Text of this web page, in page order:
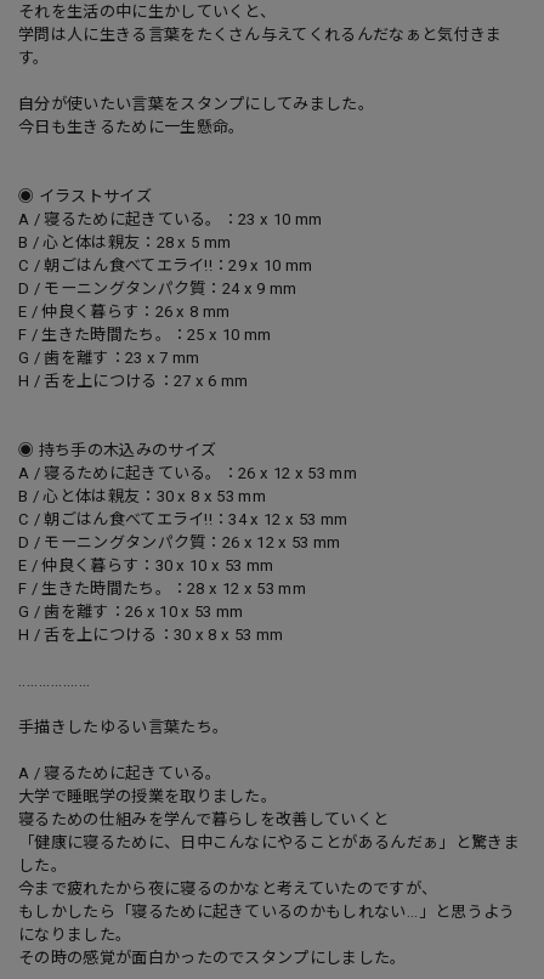
それを生活の中に生かしていくと、
学問は人に生きる言葉をたくさん与えてくれるんだなぁと気付きま
す。
自分が使いたい言葉をスタンプにしてみました。
今日も生きるために一生懸命。
◉ イラストサイズ
A / 寝るために起きている。：23 x 10 mm
B / 心と体は親友：28 x 5 mm
C / 朝ごはん食べてエライ!!：29 x 10 mm
D / モーニングタンパク質：24 x 9 mm
E / 仲良く暮らす：26 x 8 mm
F / 生きた時間たち。：25 x 10 mm
G / 歯を離す：23 x 7 mm
H / 舌を上につける：27 x 6 mm
◉ 持ち手の木込みのサイズ
A / 寝るために起きている。：26 x 12 x 53 mm
B / 心と体は親友：30 x 8 x 53 mm
C / 朝ごはん食べてエライ!!：34 x 12 x 53 mm
D / モーニングタンパク質：26 x 12 x 53 mm
E / 仲良く暮らす：30 x 10 x 53 mm
F / 生きた時間たち。：28 x 12 x 53 mm
G / 歯を離す：26 x 10 x 53 mm
H / 舌を上につける：30 x 8 x 53 mm
手描きしたゆるい言葉たち。
A / 寝るために起きている。
大学で睡眠学の授業を取りました。
寝るための仕組みを学んで暮らしを改善していくと
「健康に寝るために、日中こんなにやることがあるんだぁ」と驚きま
した。
今まで疲れたから夜に寝るのかなと考えていたのですが、
もしかしたら「寝るために起きているのかもしれない...」と思うよう
になりました。
その時の感覚が面白かったのでスタンプにしました。